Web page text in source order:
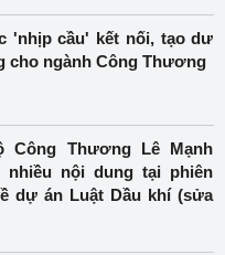
'nhịp cầu' kết nối, tạo dư
cho ngành Công Thương
Công Thương Lê Mạnh
nhiều nội dung tại phiên
dự án Luật Dầu khí (sửa